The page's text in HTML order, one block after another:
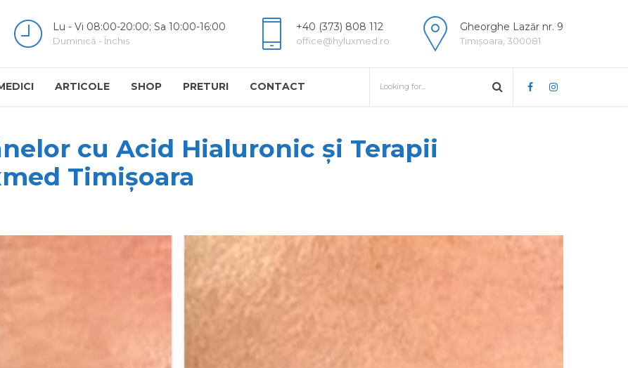
Lu - Vi 08:00-20:00; Sa 10:00-16:00
Duminică - Închis
+40 (373) 808 112
office@hyluxmed.ro
Gheorghe Lazăr nr. 9
Timișoara, 300081
ARTICOLE SHOP PRETURI CONTACT
cu Acid Hialuronic și Terapii
Timișoara